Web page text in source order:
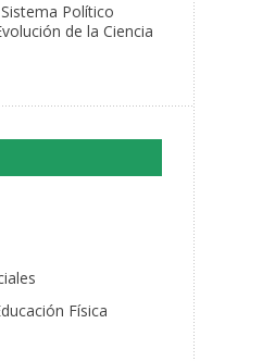
Político
de la Ciencia
Física